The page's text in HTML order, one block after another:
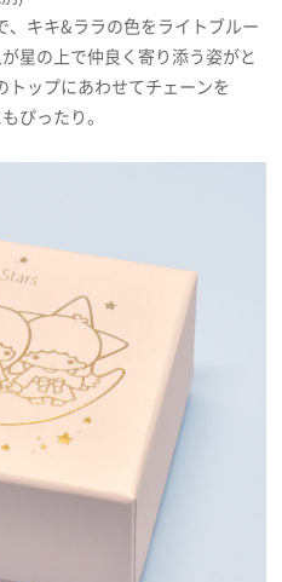
、キキ&ララの色をライトブルー
星の上で仲良く寄り添う姿がと
ップにあわせてチェーンを
ぴったり。